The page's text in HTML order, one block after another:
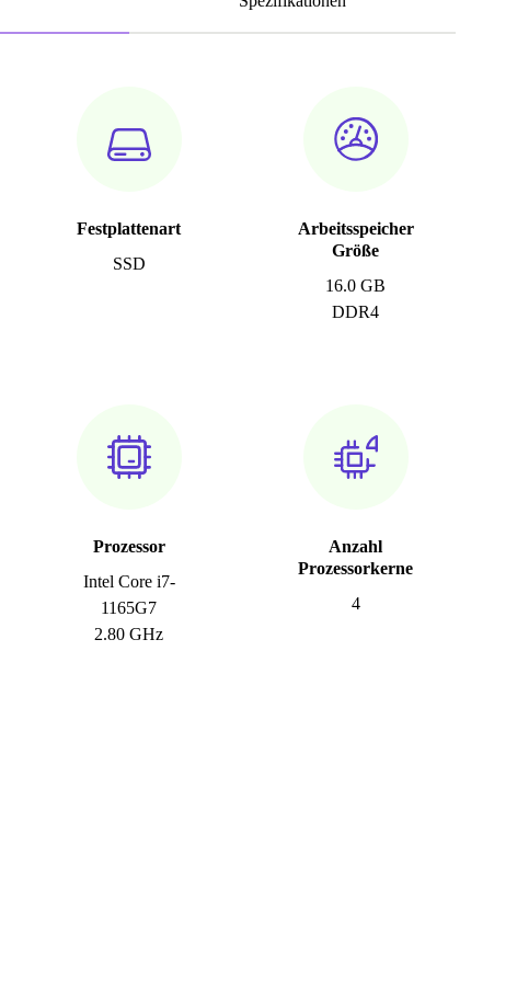
Festplattenart
SSD
Arbeitsspeicher
Größe
16.0 GB
DDR4
Prozessor
Intel Core i7-
1165G7
2.80 GHz
Anzahl
Prozessorkerne
4